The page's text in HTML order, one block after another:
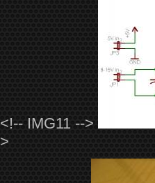
<!-- IMG11 -->
>